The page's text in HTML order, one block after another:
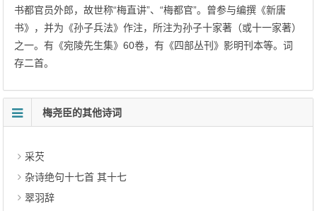
书都官员外郎，故世称“梅直讲”、“梅都官”。曾参与编撰《新唐
书》，并为《孙子兵法》作注，所注为孙子十家著（或十一家著）
之一。有《宛陵先生集》60卷，有《四部丛刊》影明刊本等。词
存二首。
梅尧臣的其他诗词
采芡
杂诗绝句十七首 其十七
翠羽辞